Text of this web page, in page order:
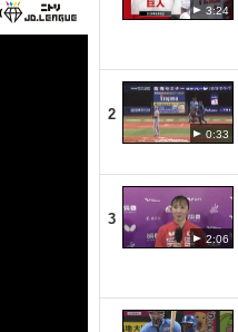
3:24
2
0:33
3
2:06